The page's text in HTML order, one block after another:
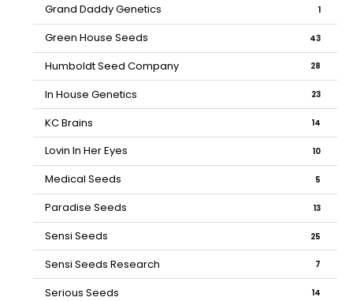
Grand Daddy Genetics 1
Green House Seeds 43
Humboldt Seed Company 28
In House Genetics 23
KC Brains 14
Lovin In Her Eyes 10
Medical Seeds 5
Paradise Seeds 13
Sensi Seeds 25
Sensi Seeds Research 7
Serious Seeds 14